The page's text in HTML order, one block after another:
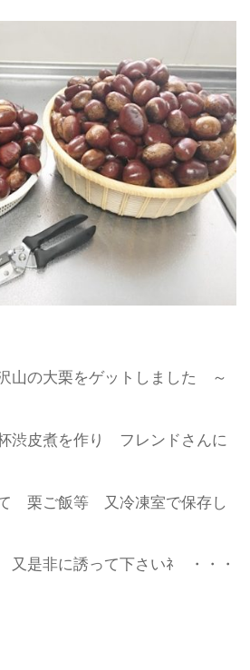
山の大栗をゲットしました ～
渋皮煮を作り フレンドさんに
栗ご飯等 又冷凍室で保存し
又是非に誘って下さいﾈ ・・・